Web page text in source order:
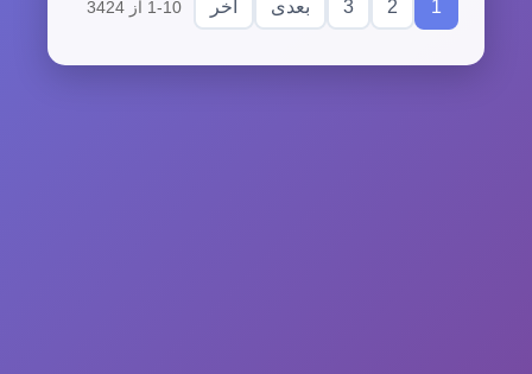
1
2
3 بعدی آخر 1-10 از 3424